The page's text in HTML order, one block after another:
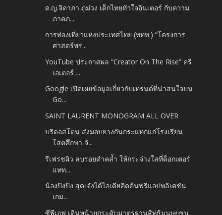
ด.ญ.จิดาภา ภูม่วง เด็กไทยหัวใจอินเตอร์ กับความ
ภาคภ...
การท่องเที่ยวแห่งประเทศไทย (ททท.) “โครงการ
ศาสตร์พร...
YouTube ประกาศผล “Creator On The Rise” ครี
เอเตอร์ ...
Google เปิดเผยข้อมูลเกี่ยวกับเทรนด์ที่น่าสนใจบน
Go...
SAINT LAURENT MONOGRAM ALL OVER
บริดจสโตน ส่งมอบยางกันกระแทกแก่โรงเรียน
โสตศึกษา จั...
รีเฟรชผิว ลบรอยดำคล้ำ ให้กระจ่างใสที่ด็อกเตอร์
แทท...
น้องปิงปิง สุดเจ๋งได้ไอเดียคิดค้นฟรีแอปพลิเคชัน
เกม...
ซีพีเอฟ เดินหน้ายกระดับมาตรฐานสิทธิมนุษยชน